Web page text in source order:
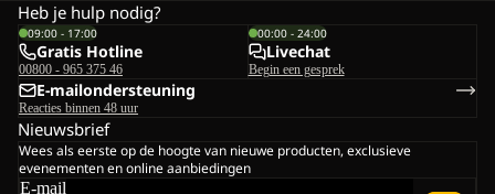
Heb je hulp nodig?
09:00 - 17:00
Gratis Hotline
00800 - 965 375 46
00:00 - 24:00
Livechat
Begin een gesprek
E-mailondersteuning
Reacties binnen 48 uur
Nieuwsbrief
Wees als eerste op de hoogte van nieuwe producten, exclusieve
evenementen en online aanbiedingen
E-mail